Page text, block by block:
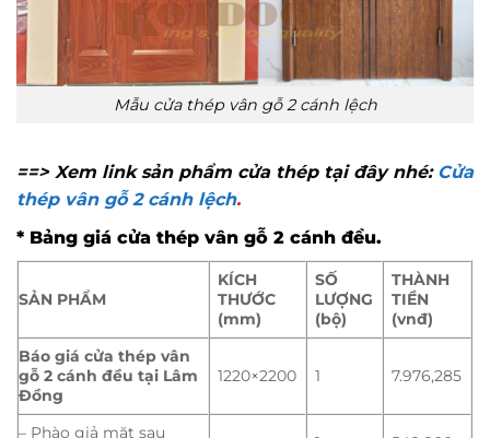
Mẫu cửa thép vân gỗ 2 cánh lệch
==> Xem link sản phẩm cửa thép tại đây nhé: Cửa
thép vân gỗ 2 cánh lệch.
* Bảng giá cửa thép vân gỗ 2 cánh đều.
SẢN PHẨM
KÍCH
THƯỚC
(mm)
SỐ
LƯỢNG
(bộ)
THÀNH
TIỀN
(vnđ)
Báo giá cửa thép vân
gỗ 2 cánh đều tại Lâm
Đồng
1220×2200 1 7.976,285
– Phào giả mặt sau